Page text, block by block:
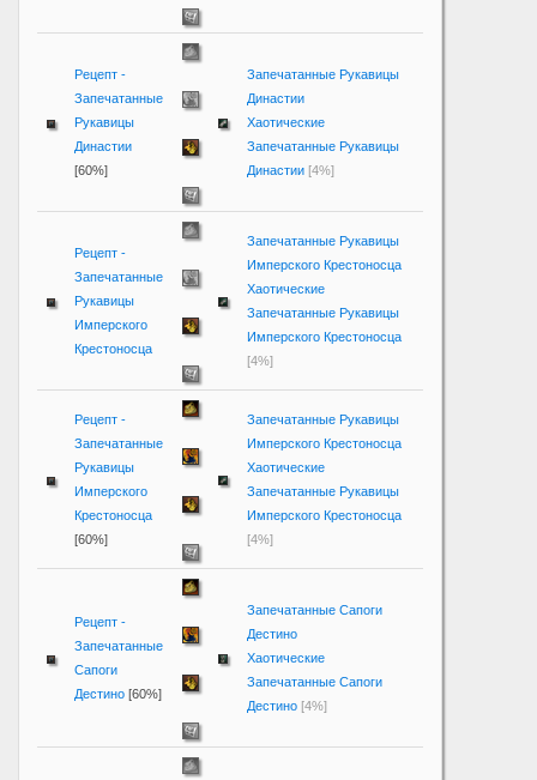
Рецепт -
Запечатанные
Рукавицы
Династии
[60%]
Запечатанные Рукавицы
Династии
Хаотические
Запечатанные Рукавицы
Династии [4%]
Рецепт -
Запечатанные
Рукавицы
Имперского
Крестоносца
Запечатанные Рукавицы
Имперского Крестоносца
Хаотические
Запечатанные Рукавицы
Имперского Крестоносца
[4%]
Рецепт -
Запечатанные
Рукавицы
Имперского
Крестоносца
[60%]
Запечатанные Рукавицы
Имперского Крестоносца
Хаотические
Запечатанные Рукавицы
Имперского Крестоносца
[4%]
Рецепт -
Запечатанные
Сапоги
Дестино [60%]
Запечатанные Сапоги
Дестино
Хаотические
Запечатанные Сапоги
Дестино [4%]